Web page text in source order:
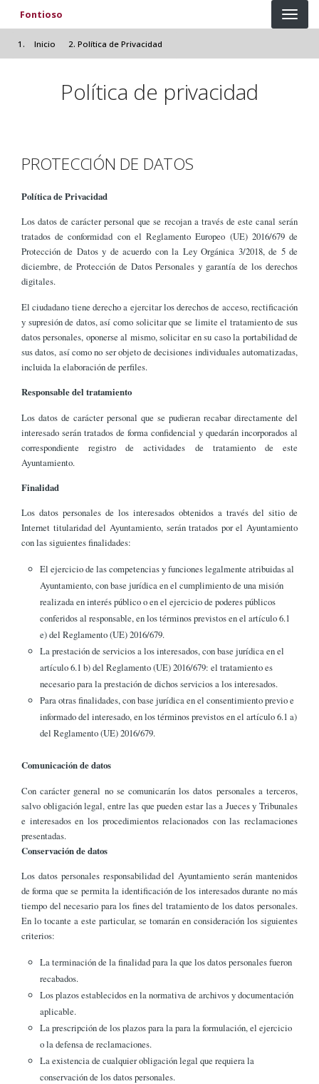
Pasar al contenido principal
Fontioso
Inicio Política de Privacidad
Política de privacidad
PROTECCIÓN DE DATOS
Política de Privacidad
Los datos de carácter personal que se recojan a través de este canal serán
tratados de conformidad con el Reglamento Europeo (UE) 2016/679 de
Protección de Datos y de acuerdo con la Ley Orgánica 3/2018, de 5 de
diciembre, de Protección de Datos Personales y garantía de los derechos
digitales.
El ciudadano tiene derecho a ejercitar los derechos de acceso, rectificación
y supresión de datos, así como solicitar que se limite el tratamiento de sus
datos personales, oponerse al mismo, solicitar en su caso la portabilidad de
sus datos, así como no ser objeto de decisiones individuales automatizadas,
incluida la elaboración de perfiles.
Responsable del tratamiento
Los datos de carácter personal que se pudieran recabar directamente del
interesado serán tratados de forma confidencial y quedarán incorporados al
correspondiente registro de actividades de tratamiento de este
Ayuntamiento.
Finalidad
Los datos personales de los interesados obtenidos a través del sitio de
Internet titularidad del Ayuntamiento, serán tratados por el Ayuntamiento
con las siguientes finalidades:
El ejercicio de las competencias y funciones legalmente atribuidas al
Ayuntamiento, con base jurídica en el cumplimiento de una misión
realizada en interés público o en el ejercicio de poderes públicos
conferidos al responsable, en los términos previstos en el artículo 6.1
e) del Reglamento (UE) 2016/679.
La prestación de servicios a los interesados, con base jurídica en el
artículo 6.1 b) del Reglamento (UE) 2016/679: el tratamiento es
necesario para la prestación de dichos servicios a los interesados.
Para otras finalidades, con base jurídica en el consentimiento previo e
informado del interesado, en los términos previstos en el artículo 6.1 a)
del Reglamento (UE) 2016/679.
Comunicación de datos
Con carácter general no se comunicarán los datos personales a terceros,
salvo obligación legal, entre las que pueden estar las a Jueces y Tribunales
e interesados en los procedimientos relacionados con las reclamaciones
presentadas.
Conservación de datos
Los datos personales responsabilidad del Ayuntamiento serán mantenidos
de forma que se permita la identificación de los interesados durante no más
tiempo del necesario para los fines del tratamiento de los datos personales.
En lo tocante a este particular, se tomarán en consideración los siguientes
criterios:
La terminación de la finalidad para la que los datos personales fueron
recabados.
Los plazos establecidos en la normativa de archivos y documentación
aplicable.
La prescripción de los plazos para la para la formulación, el ejercicio
o la defensa de reclamaciones.
La existencia de cualquier obligación legal que requiera la
conservación de los datos personales.